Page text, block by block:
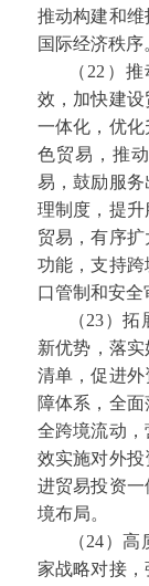
推动构建和
国际经济秩序
（22）
效，加快建
一体化，优
色贸易，推
易，鼓励服
理制度，提
贸易，有序
功能，支持
口管制和安全
（23）
新优势，落
清单，促进
障体系，全
全跨境流动
效实施对外
进贸易投资
境布局。
（24）
家战略对接